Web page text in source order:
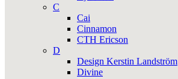
C
Cai
Cinnamon
CTH Ericson
D
Design Kerstin Landström
Divine